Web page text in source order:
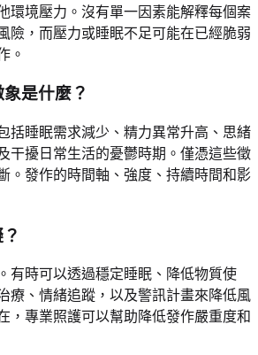
環境壓力。沒有單一因素能解釋每個案
險，而壓力或睡眠不足可能在已經脆弱
。
是什麼？
括睡眠需求減少、精力異常升高、思緒
干擾日常生活的憂鬱時期。僅憑這些徵
。發作的時間軸、強度、持續時間和影
有時可以透過穩定睡眠、降低物質使
療、情緒追蹤，以及警訊計畫來降低風
，專業照護可以幫助降低發作嚴重度和